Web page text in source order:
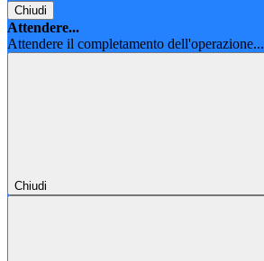
Chiudi
Attendere...
Attendere il completamento dell'operazione...
Chiudi